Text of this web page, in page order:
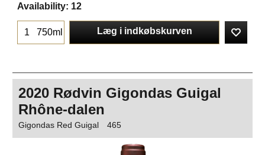
Availability: 12
750ml Læg i indkøbskurven
2020 Rødvin Gigondas Guigal
Rhône-dalen
Gigondas Red Guigal 465